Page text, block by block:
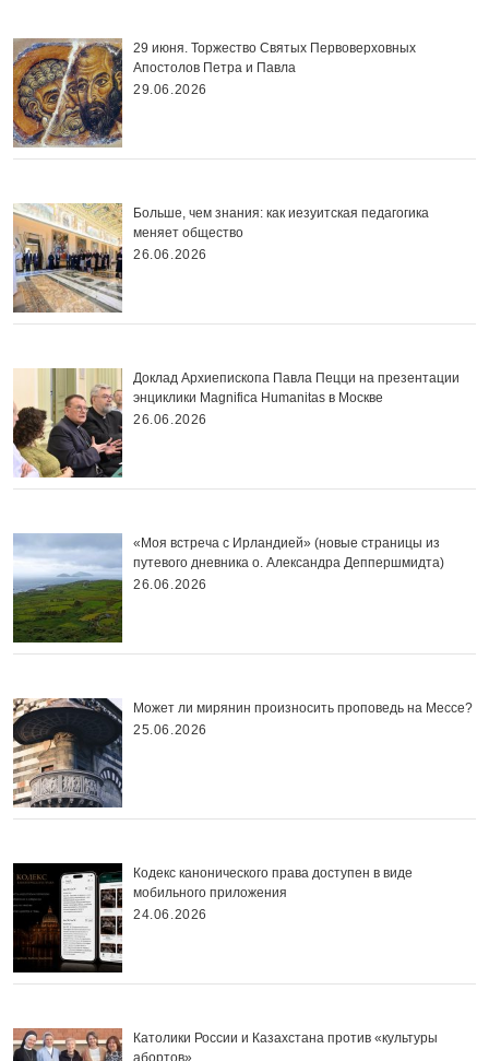
29 июня. Торжество Святых Первоверховных
Апостолов Петра и Павла
29.06.2026
Больше, чем знания: как иезуитская педагогика
меняет общество
26.06.2026
Доклад Архиепископа Павла Пецци на презентации
энциклики Magnifica Нumanitas в Москве
26.06.2026
«Моя встреча с Ирландией» (новые страницы из
путевого дневника о. Александра Деппершмидта)
26.06.2026
Может ли мирянин произносить проповедь на Мессе?
25.06.2026
Кодекс канонического права доступен в виде
мобильного приложения
24.06.2026
Католики России и Казахстана против «культуры
абортов»